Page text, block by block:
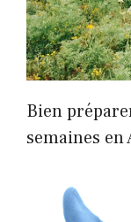
Bien
semaines